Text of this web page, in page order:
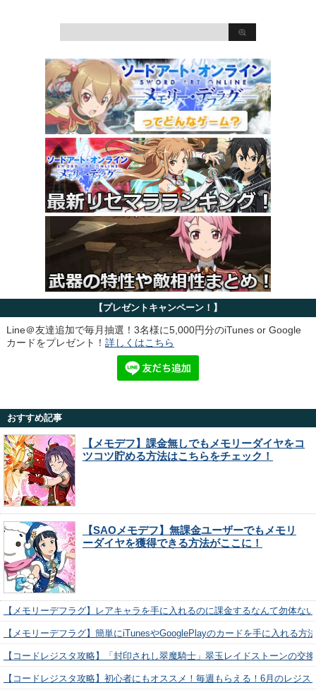
【プレゼントキャンペーン！】
Line＠友達追加で毎月抽選！3名様に5,000円分のiTunes or Google
カードをプレゼント！ 詳しくはこちら
おすすめ記事
【メモデフ】課金無しでもメモリーダイヤをコ
ツコツ貯める方法はこちらをチェック！
【SAOメモデフ】無課金ユーザーでもメモリ
ーダイヤを獲得できる方法がここに！
【メモリーデフラグ】レアキャラを手に入れるのに課金するなんて勿体な
【メモリーデフラグ】簡単にiTunesやGooglePlayのカードを手に入れる方
【コードレジスタ攻略】「封印されし翠魔騎士」翠玉レイドストーンの交
【コードレジスタ攻略】初心者にもオススメ！毎週もらえる！6月のレジ